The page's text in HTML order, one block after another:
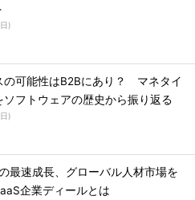
)
の可能性はB2Bにあり？ マネタイ
ソフトウェアの歴史から振り返る
)
最速成長、グローバル人材市場を
企業ディールとは